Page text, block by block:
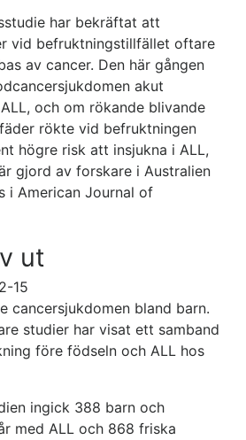
har bekräftat att
vid befruktningstillfället oftare
av cancer. Den här gången
akut
och om rökande blivande
rökte vid befruktningen
högre risk att insjukna i ALL,
gjord av forskare i Australien
i American Journal of
ut
15
cancersjukdomen bland barn.
studier har visat ett samband
före födseln och ALL hos
ingick 388 barn och
med ALL och 868 friska